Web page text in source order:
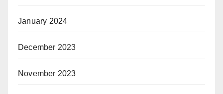
January 2024
December 2023
November 2023